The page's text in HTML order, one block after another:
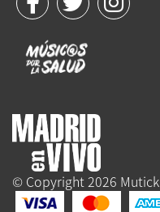
© Copyright 2026 Mutick